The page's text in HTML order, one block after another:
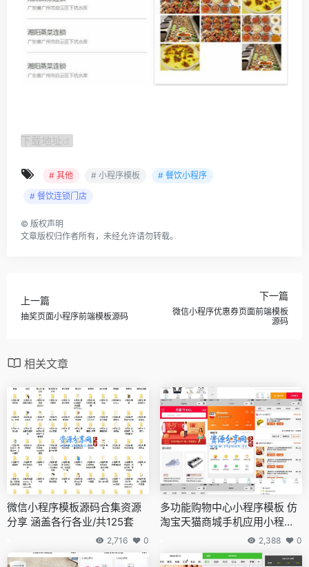
下载地址
# 其他 # 小程序模板
# 餐饮小程序
# 餐饮连锁门店
© 版权声明
文章版权归作者所有，未经允许请勿转载。
上一篇
抽奖页面小程序前端模板源码
下一篇
微信小程序优惠券页面前端模板
源码
相关文章
微信小程序模板源码合集资源
分享 涵盖各行各业/共125套
2,716 0
多功能购物中心小程序模板 仿
淘宝天猫商城手机应用小程序
页面模板+购物小程序2,388 0